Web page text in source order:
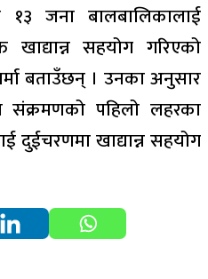
१३ जना बालबालिकालाई
सहयोग गरिएको
बताउँछन् । उनका अनुसार
संक्रमणको पहिलो लहरका
दुईचरणमा खाद्यान्न सहयोग